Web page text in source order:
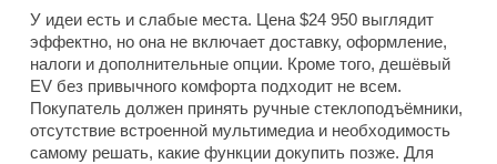
У идеи есть и слабые места. Цена $24 950 выглядит
эффектно, но она не включает доставку, оформление,
налоги и дополнительные опции. Кроме того, дешёвый
EV без привычного комфорта подходит не всем.
Покупатель должен принять ручные стеклоподъёмники,
отсутствие встроенной мультимедиа и необходимость
самому решать, какие функции докупить позже. Для